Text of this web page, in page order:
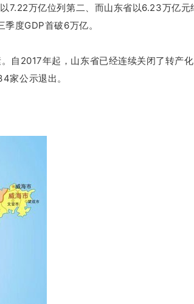
7.22万亿位列第二、而山东省以6.23万亿元
度GDP首破6万亿。
自2017年起，山东省已经连续关闭了转产
家公示退出。